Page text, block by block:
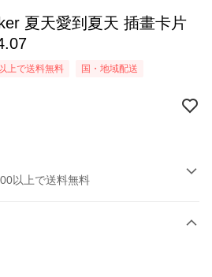
夏天愛到夏天 插畫卡片
上で送料無料 国・地域配送
以上で送料無料